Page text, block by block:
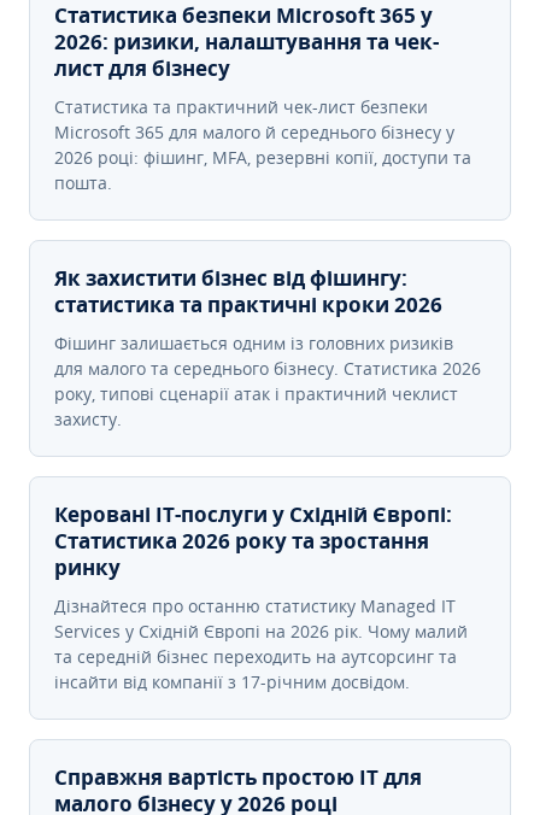
Статистика безпеки Microsoft 365 у
2026: ризики, налаштування та чек-
лист для бізнесу
Статистика та практичний чек-лист безпеки
Microsoft 365 для малого й середнього бізнесу у
2026 році: фішинг, MFA, резервні копії, доступи та
пошта.
Як захистити бізнес від фішингу:
статистика та практичні кроки 2026
Фішинг залишається одним із головних ризиків
для малого та середнього бізнесу. Статистика 2026
року, типові сценарії атак і практичний чеклист
захисту.
Керовані ІТ-послуги у Східній Європі:
Статистика 2026 року та зростання
ринку
Дізнайтеся про останню статистику Managed IT
Services у Східній Європі на 2026 рік. Чому малий
та середній бізнес переходить на аутсорсинг та
інсайти від компанії з 17-річним досвідом.
Справжня вартість простою IT для
малого бізнесу у 2026 році